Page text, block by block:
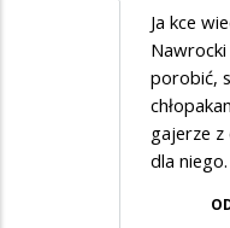
Ja kce
Nawrocki
porobić,
gajerze z
dla niego.